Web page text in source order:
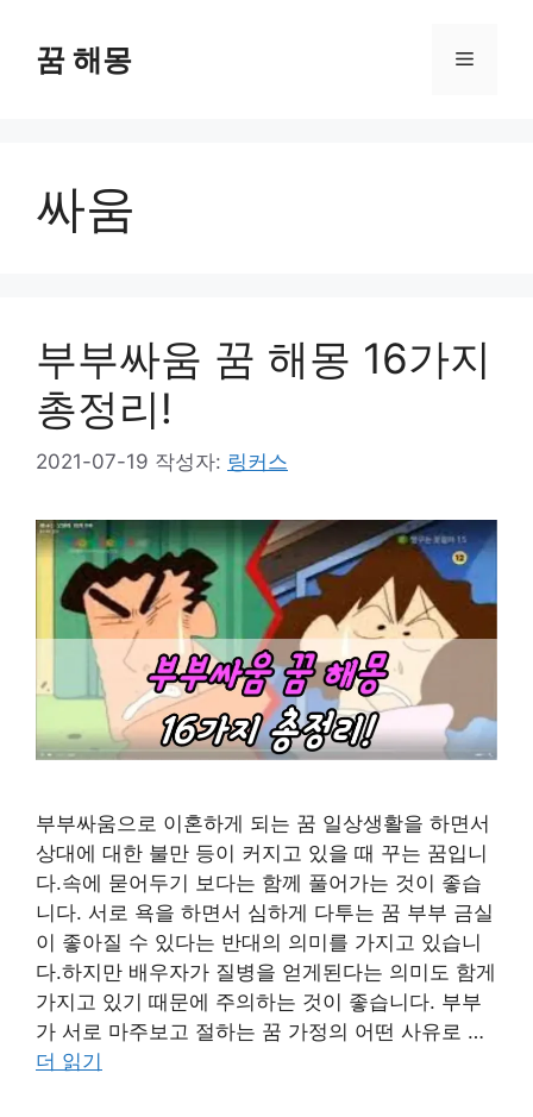
꿈 해몽 메
싸움
부부싸움 꿈 해몽 16가지
총정리!
2021-07-19 작성자: 링커스
부부싸움으로 이혼하게 되는 꿈 일상생활을 하면서
상대에 대한 불만 등이 커지고 있을 때 꾸는 꿈입니
다.속에 묻어두기 보다는 함께 풀어가는 것이 좋습
니다. 서로 욕을 하면서 심하게 다투는 꿈 부부 금실
이 좋아질 수 있다는 반대의 의미를 가지고 있습니
다.하지만 배우자가 질병을 얻게된다는 의미도 함게
가지고 있기 때문에 주의하는 것이 좋습니다. 부부
가 서로 마주보고 절하는 꿈 가정의 어떤 사유로 …
더 읽기